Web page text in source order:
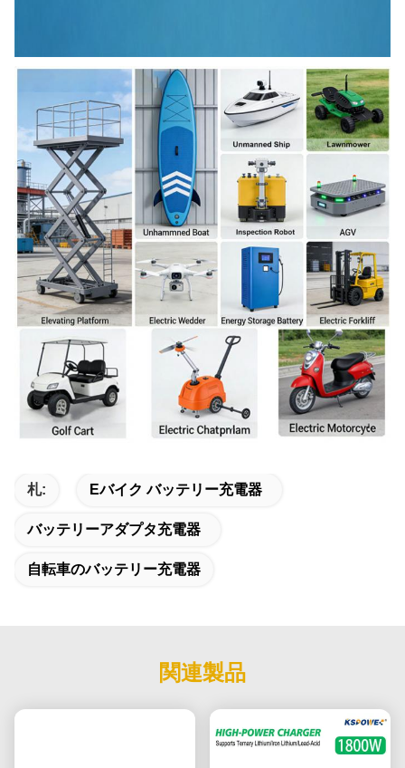
札: Eバイク バッテリー充電器
バッテリーアダプタ充電器
自転車のバッテリー充電器
関連製品